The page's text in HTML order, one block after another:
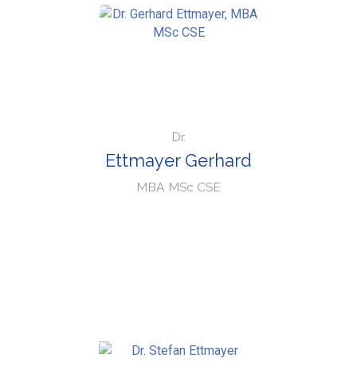
Dr.
Ettmayer Gerhard
MBA MSc CSE